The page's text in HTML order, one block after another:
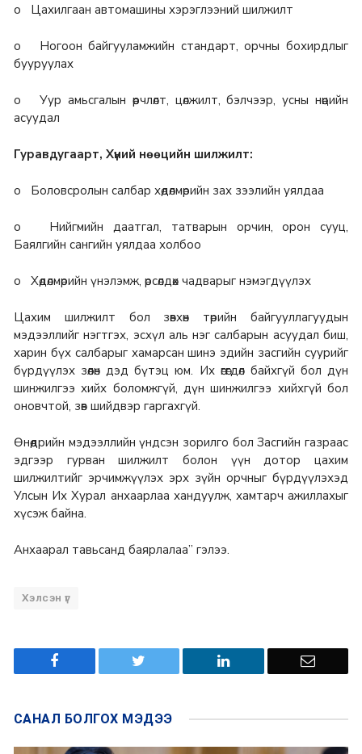
o Цахилгаан автомашины хэрэглээний шилжилт
o Ногоон байгууламжийн стандарт, орчны бохирдлыг
бууруулах
o Уур амьсгалын өөрчлөлт, цөлжилт, бэлчээр, усны нөөцийн
асуудал
Гуравдугаарт, Хүний нөөцийн шилжилт:
o Боловсролын салбар хөдөлмөрийн зах зээлийн уялдаа
o Нийгмийн даатгал, татварын орчин, орон сууц,
Баялгийн сангийн уялдаа холбоо
o Хөдөлмөрийн үнэлэмж, өрсөлдөх чадварыг нэмэгдүүлэх
Цахим шилжилт бол зөвхөн төрийн байгууллагуудын
мэдээллийг нэгтгэх, эсхүл аль нэг салбарын асуудал биш,
харин бүх салбарыг хамарсан шинэ эдийн засгийн суурийг
бүрдүүлэх зөөлөн дэд бүтэц юм. Их өгөгдөл байхгүй бол дүн
шинжилгээ хийх боломжгүй, дүн шинжилгээ хийхгүй бол
оновчтой, зөв шийдвэр гаргахгүй.
Өнөөдрийн мэдээллийн үндсэн зорилго бол Засгийн газраас
эдгээр гурван шилжилт болон үүн дотор цахим
шилжилтийг эрчимжүүлэх эрх зүйн орчныг бүрдүүлэхэд
Улсын Их Хурал анхаарлаа хандуулж, хамтарч ажиллахыг
хүсэж байна.
Анхаарал тавьсанд баярлалаа” гэлээ.
Хэлсэн үг
САНАЛ БОЛГОХ МЭДЭЭ